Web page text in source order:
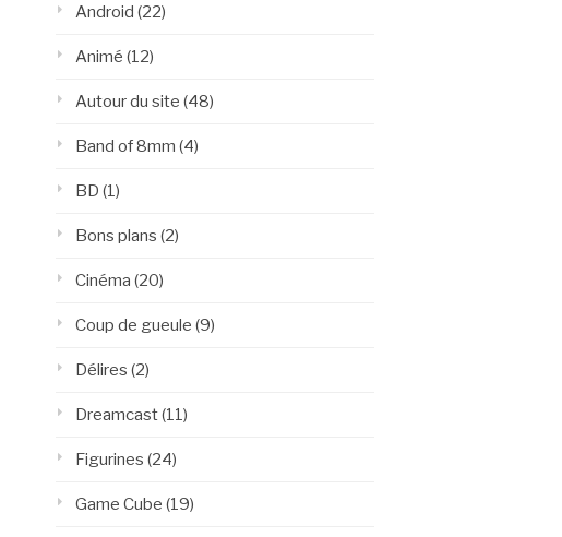
Android (22)
Animé (12)
Autour du site (48)
Band of 8mm (4)
BD (1)
Bons plans (2)
Cinéma (20)
Coup de gueule (9)
Délires (2)
Dreamcast(11)
Figurines (24)
Game Cube (19)